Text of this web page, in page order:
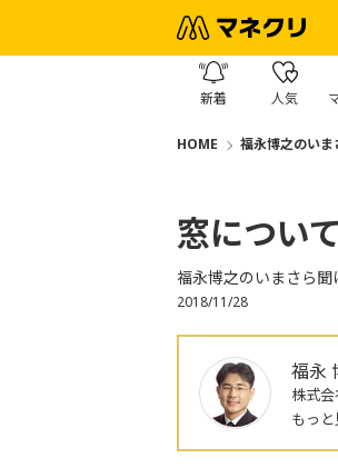
新着 人気
HOME 福永博之のい
窓につい
福永博之のいまさら
2018/11/28
福永
株式
もっと